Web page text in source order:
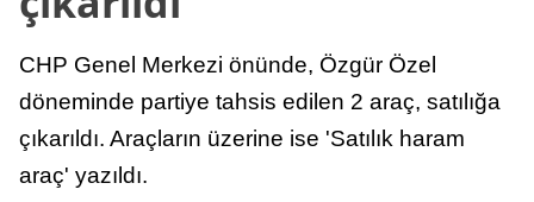
CHP Genel Merkezi önünde, Özgür Özel
döneminde partiye tahsis edilen 2 araç, satılığa
çıkarıldı. Araçların üzerine ise 'Satılık haram
araç' yazıldı.